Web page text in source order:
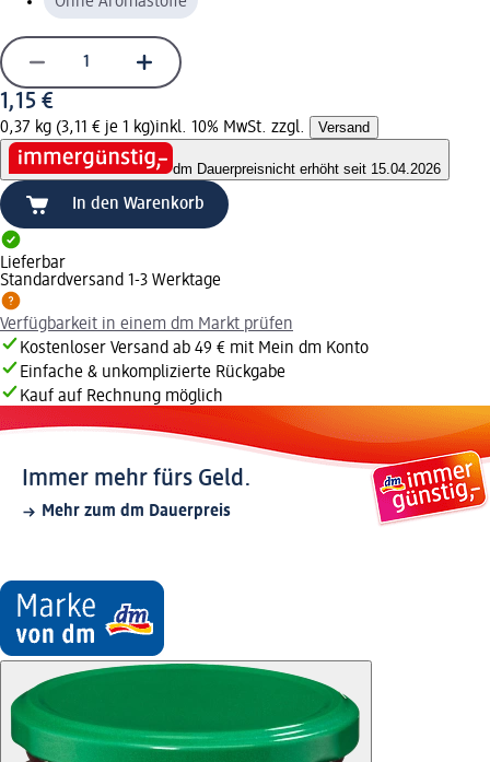
1,15 €
0,37 kg (3,11 € je 1 kg)inkl. 10% MwSt. zzgl. Versand
dm Dauerpreisnicht erhöht seit 15.04.2026
In den Warenkorb
Lieferbar
Standardversand 1-3 Werktage
Verfügbarkeit in einem dm Markt prüfen
Kostenloser Versand ab 49 € mit Mein dm Konto
Einfache & unkomplizierte Rückgabe
Kauf auf Rechnung möglich
Immer mehr fürs Geld.
Mehr zum dm Dauerpreis